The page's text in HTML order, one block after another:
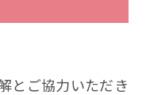
とご協力いただき